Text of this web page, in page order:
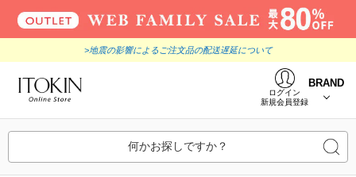
>地震の影響によるご注文品の配送遅延について
ログイン
新規会員登録
BRAND
何かお探しですか？